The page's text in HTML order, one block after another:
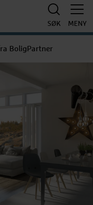
SØK MENY
BoligPartner